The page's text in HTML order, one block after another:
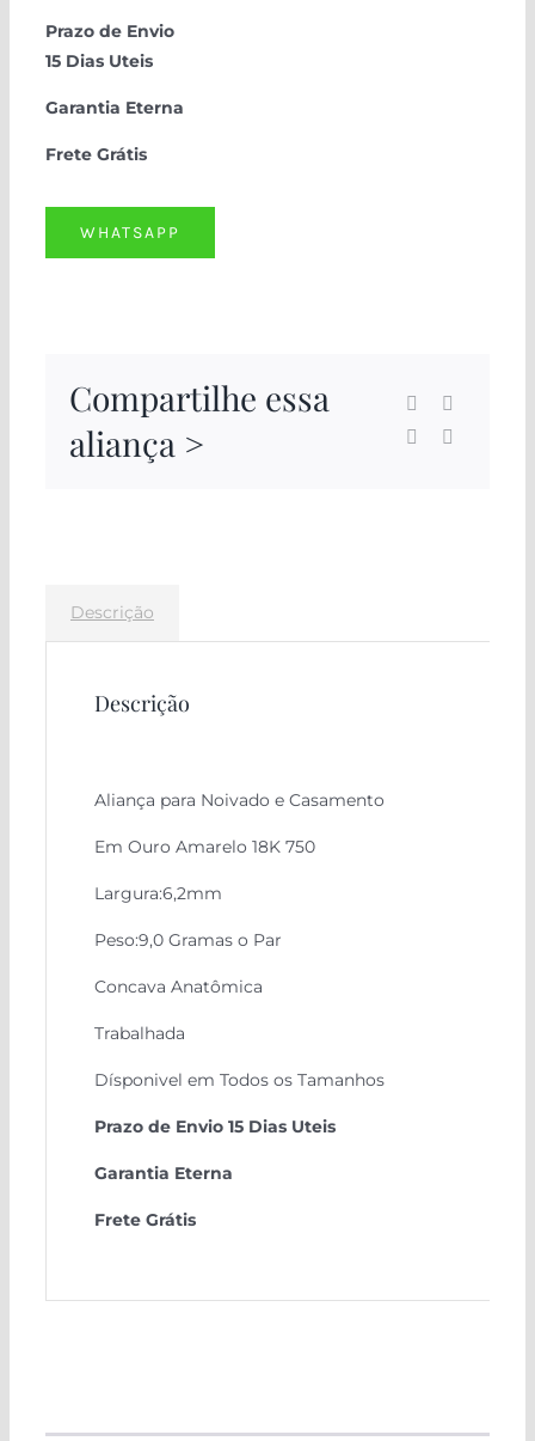
Prazo de Envio
15 Dias Uteis
Garantia Eterna
Frete Grátis
WHATSAPP
Compartilhe essa
aliança >
Descrição
Descrição
Aliança para Noivado e Casamento
Em Ouro Amarelo 18K 750
Largura:6,2mm
Peso:9,0 Gramas o Par
Concava Anatômica
Trabalhada
Dísponivel em Todos os Tamanhos
Prazo de Envio 15 Dias Uteis
Garantia Eterna
Frete Grátis